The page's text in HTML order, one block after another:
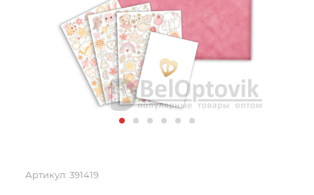
Артикул: 391419